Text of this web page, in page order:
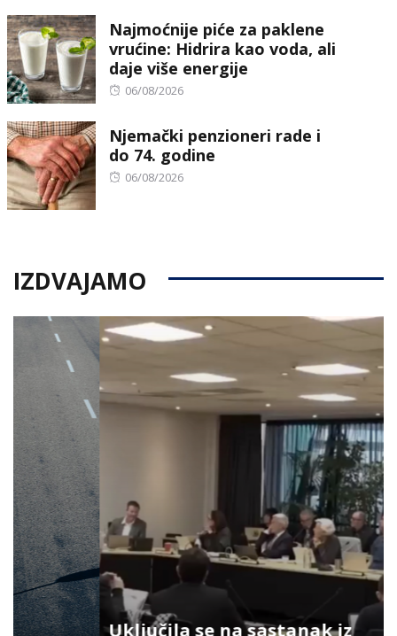
Najmoćnije piće za paklene
vrućine: Hidrira kao voda, ali
daje više energije
Posted
06/08/2026
Njemački penzioneri rade i
do 74. godine
Posted
06/08/2026
IZDVAJAMO
Uključila se na sastanak iz